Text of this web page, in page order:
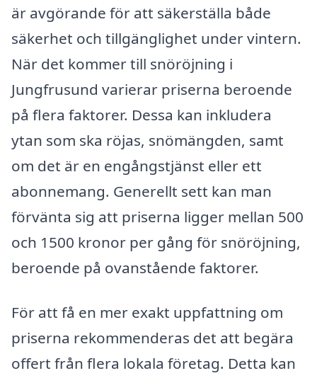
är avgörande för att säkerställa både
säkerhet och tillgänglighet under vintern.
När det kommer till snöröjning i
Jungfrusund varierar priserna beroende
på flera faktorer. Dessa kan inkludera
ytan som ska röjas, snömängden, samt
om det är en engångstjänst eller ett
abonnemang. Generellt sett kan man
förvänta sig att priserna ligger mellan 500
och 1500 kronor per gång för snöröjning,
beroende på ovanstående faktorer.
För att få en mer exakt uppfattning om
priserna rekommenderas det att begära
offert från flera lokala företag. Detta kan